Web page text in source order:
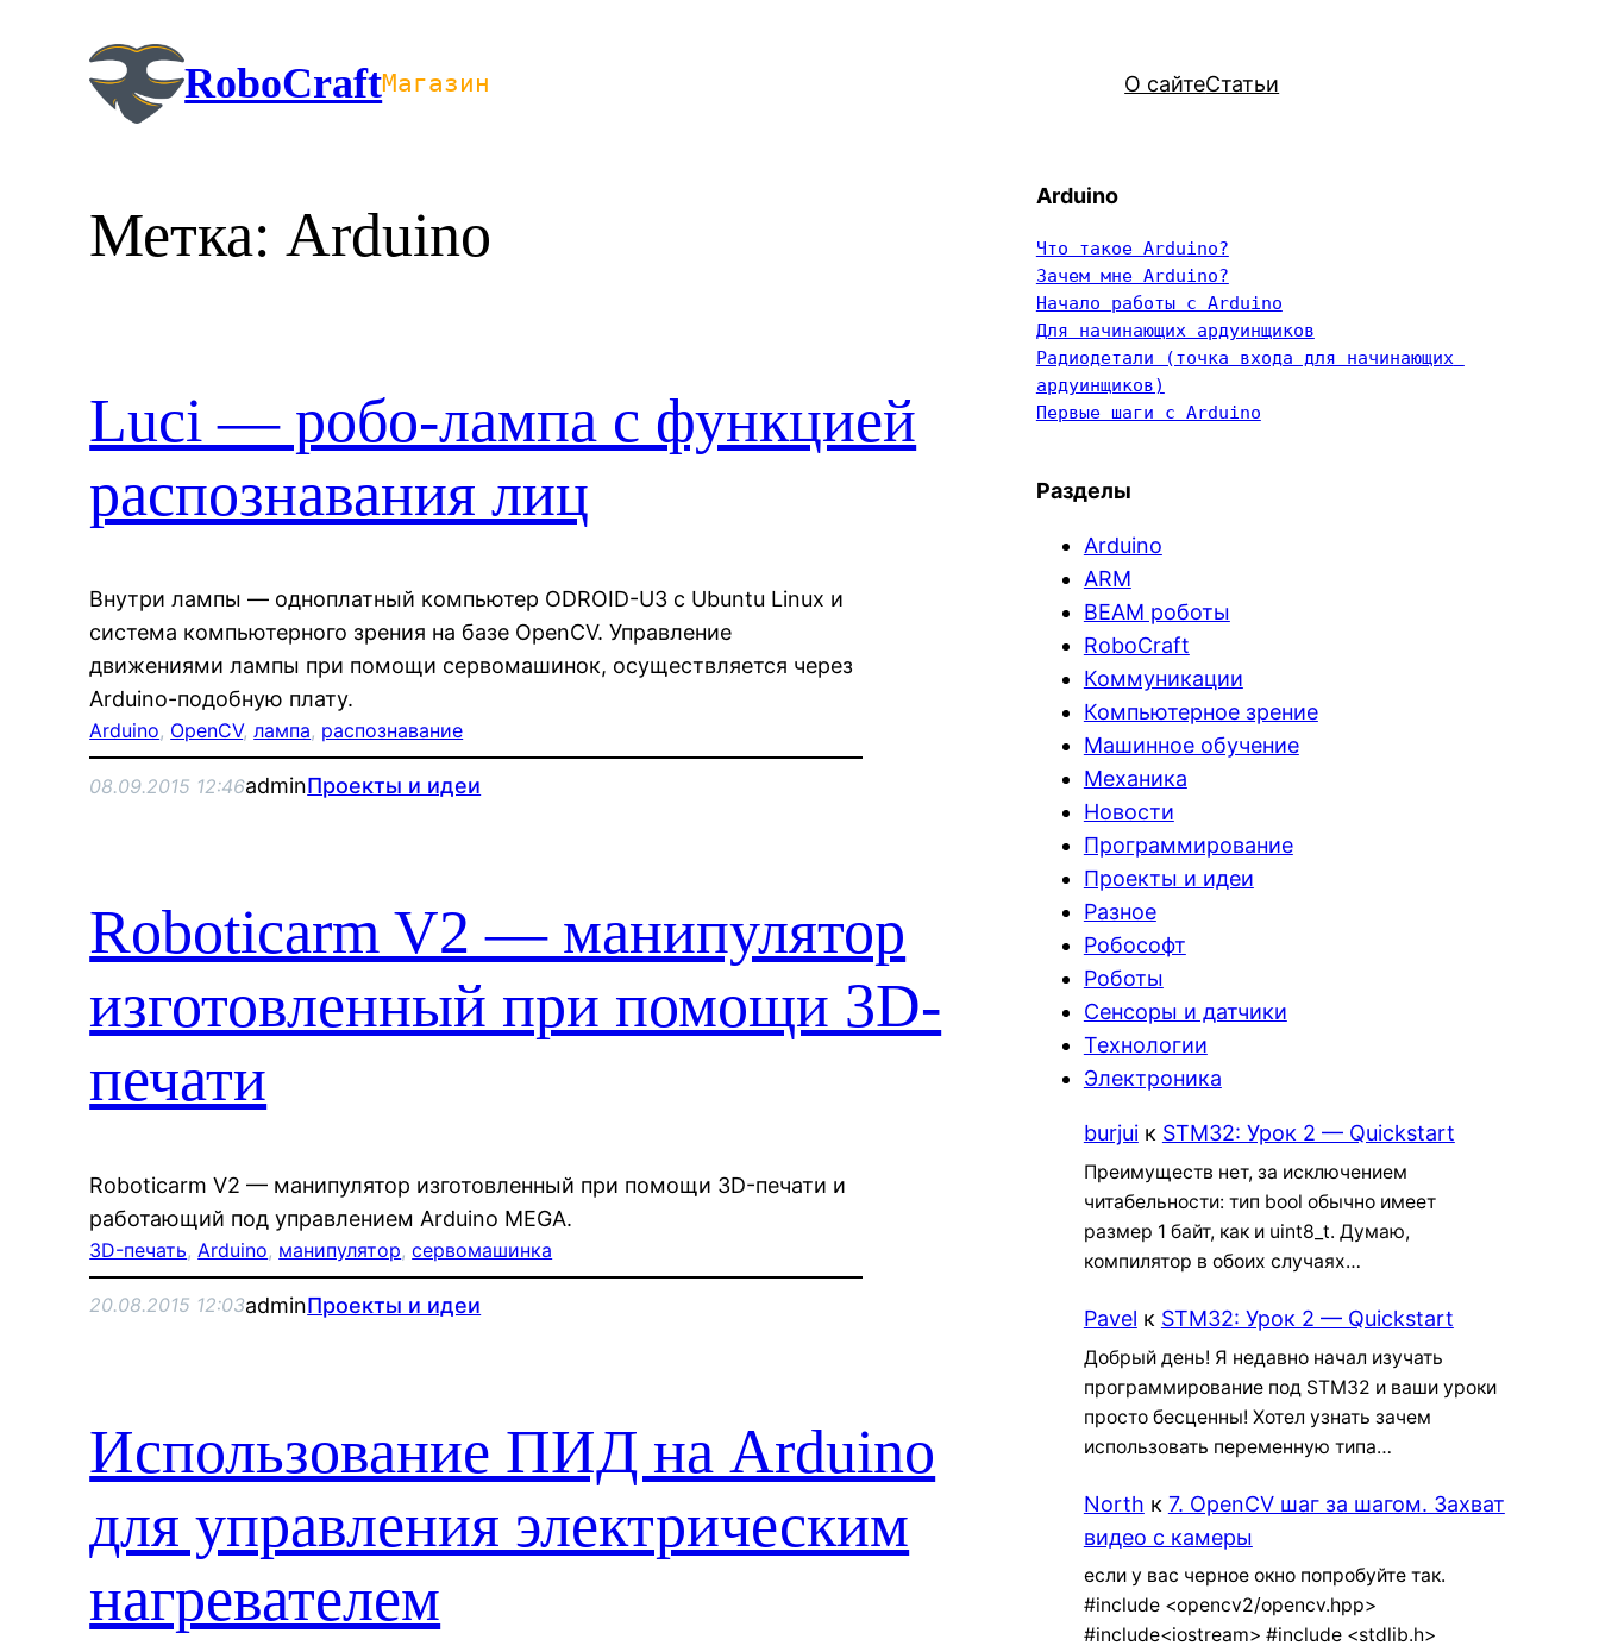
содержимому
RoboCraftМагазин О сайтеСтатьи
Метка:Arduino
Luci — робо-лампа с функцией
распознавания лиц
Внутри лампы — одноплатный компьютер ODROID-U3 с Ubuntu Linux и
система компьютерного зрения на базе OpenCV. Управление
движениями лампы при помощи сервомашинок, осуществляется через
Arduino-подобную плату.
Arduino, OpenCV, лампа, распознавание
08.09.2015 12:46adminПроекты и идеи
Roboticarm V2 — манипулятор
изготовленный при помощи 3D-
печати
Roboticarm V2 — манипулятор изготовленный при помощи 3D-печати и
работающий под управлением Arduino MEGA.
3D-печать, Arduino, манипулятор, сервомашинка
20.08.2015 12:03adminПроекты и идеи
Использование ПИД на Arduino
для управления электрическим
нагревателем
Arduino
Что такое Arduino?
Зачем мне Arduino?
Начало работы с Arduino
Для начинающих ардуинщиков
Радиодетали (точка входа для начинающих
ардуинщиков)
Первые шаги с Arduino
Разделы
Arduino
ARM
BEAM роботы
RoboCraft
Коммуникации
Компьютерное зрение
Машинное обучение
Механика
Новости
Программирование
Проекты и идеи
Разное
Робософт
Роботы
Сенсоры и датчики
Технологии
Электроника
burjuiк STM32: Урок 2 — Quickstart
Преимуществ нет, за исключением
читабельности: тип bool обычно имеет
размер 1 байт, как и uint8_t. Думаю,
компилятор в обоих случаях…
Pavel к STM32: Урок 2 — Quickstart
Добрый день! Я недавно начал изучать
программирование под STM32 и ваши уроки
просто бесценны! Хотел узнать зачем
использовать переменную типа…
North к 7. OpenCV шаг за шагом. Захват
видео с камеры
если у вас черное окно попробуйте так.
#include <opencv2/opencv.hpp>
#include<iostream> #include <stdlib.h>